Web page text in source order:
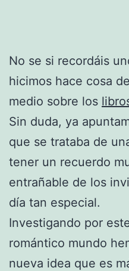
No se si recordáis
hicimos hace cosa
medio sobre los
Sin duda, ya
que se trataba de
tener un recuerdo
entrañable de los
día tan especial.
Investigando por
romántico mundo
nueva idea que es